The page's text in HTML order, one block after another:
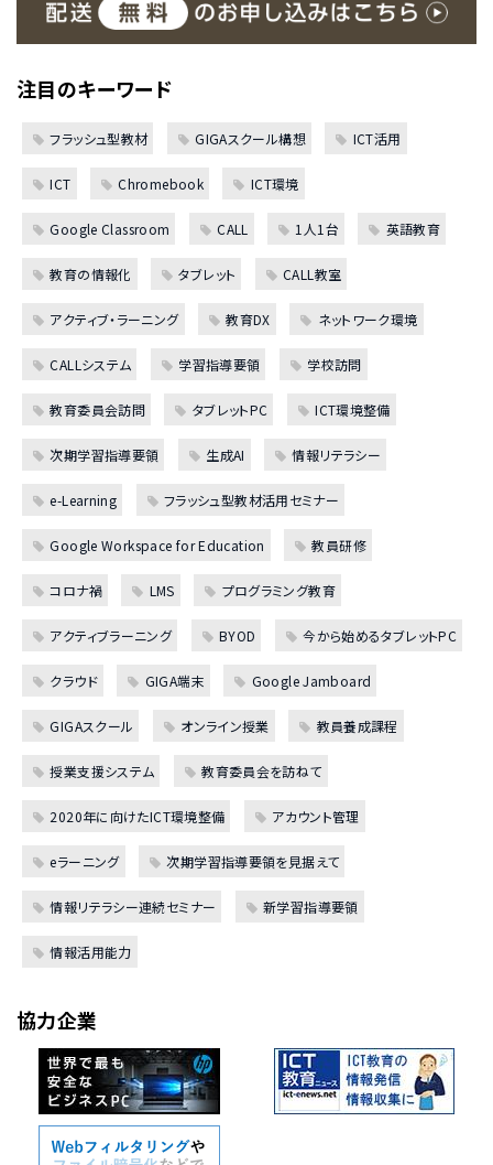
注目のキーワード
フラッシュ型教材 GIGAスクール構想 ICT活用
ICT Chromebook ICT環境
Google Classroom CALL 1人1台 英語教育
教育の情報化 タブレット CALL教室
アクティブ・ラーニング 教育DX ネットワーク環境
CALLシステム 学習指導要領 学校訪問
教育委員会訪問 タブレットPC ICT環境整備
次期学習指導要領 生成AI 情報リテラシー
e-Learning フラッシュ型教材活用セミナー
Google Workspace for Education 教員研修
コロナ禍 LMS プログラミング教育
アクティブラーニング BYOD 今から始めるタブレットPC
クラウド GIGA端末 Google Jamboard
GIGAスクール オンライン授業 教員養成課程
授業支援システム 教育委員会を訪ねて
2020年に向けたICT環境整備 アカウント管理
eラーニング 次期学習指導要領を見据えて
情報リテラシー連続セミナー 新学習指導要領
情報活用能力
協力企業